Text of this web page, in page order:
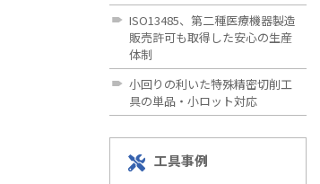
ISO13485、第二種医療機器製造
販売許可も取得した安心の生産
体制
小回りの利いた特殊精密切削工
具の単品・小ロット対応
工具事例